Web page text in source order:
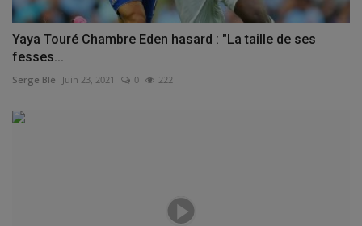
Yaya Touré Chambre Eden hasard : "La taille de ses
fesses...
Serge Blé Juin 23, 2021 0 222